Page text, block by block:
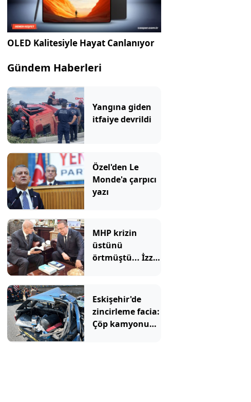
OLED Kalitesiyle Hayat Canlanıyor
Gündem Haberleri
Yangına giden
itfaiye devrildi
Özel'den Le
Monde'a çarpıcı
yazı
MHP krizin
üstünü
örtmüştü... İzzet
'mesaj' geldi
Eskişehir'de
zincirleme facia:
Çöp kamyonu